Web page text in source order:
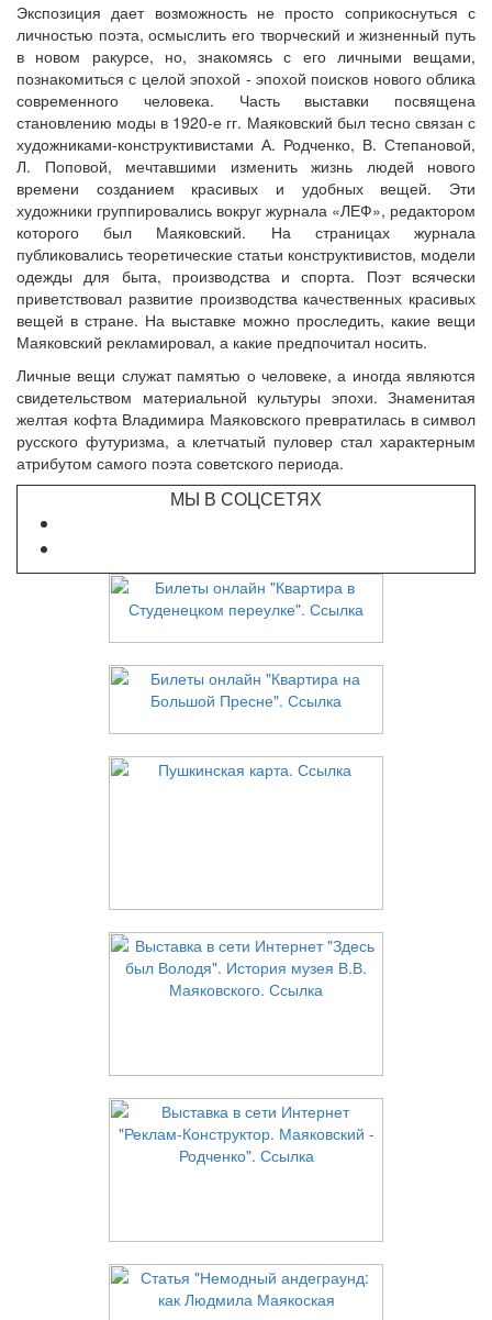
Экспозиция дает возможность не просто соприкоснуться с
личностью поэта, осмыслить его творческий и жизненный путь
в новом ракурсе, но, знакомясь с его личными вещами,
познакомиться с целой эпохой - эпохой поисков нового облика
современного человека. Часть выставки посвящена
становлению моды в 1920-е гг. Маяковский был тесно связан с
художниками-конструктивистами А. Родченко, В. Степановой,
Л. Поповой, мечтавшими изменить жизнь людей нового
времени созданием красивых и удобных вещей. Эти
художники группировались вокруг журнала «ЛЕФ», редактором
которого был Маяковский. На страницах журнала
публиковались теоретические статьи конструктивистов, модели
одежды для быта, производства и спорта. Поэт всячески
приветствовал развитие производства качественных красивых
вещей в стране. На выставке можно проследить, какие вещи
Маяковский рекламировал, а какие предпочитал носить.
Личные вещи служат памятью о человеке, а иногда являются
свидетельством материальной культуры эпохи. Знаменитая
желтая кофта Владимира Маяковского превратилась в символ
русского футуризма, а клетчатый пуловер стал характерным
атрибутом самого поэта советского периода.
МЫ В СОЦСЕТЯХ